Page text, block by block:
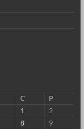
C
P
1
2
8
9